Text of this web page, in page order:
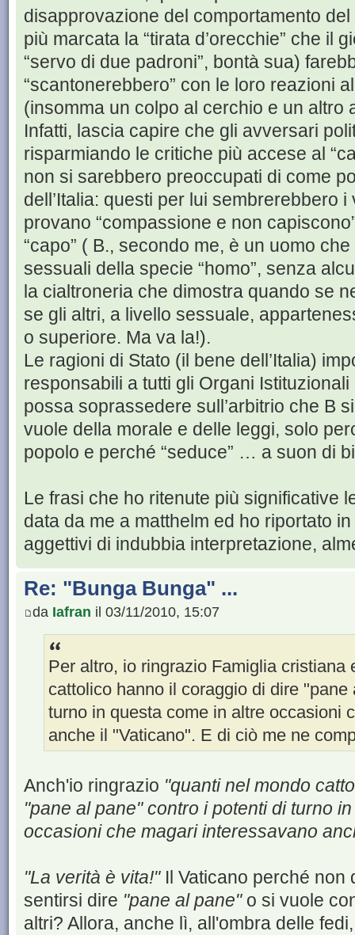
disapprovazione del comportamento
più marcata la “tirata d’orecchie” che il
“servo di due padroni”, bontà sua)
“scantonerebbero” con le loro reazioni
(insomma un colpo al cerchio e un altro
Infatti, lascia capire che gli avversari
risparmiando le critiche più accese al
non si sarebbero preoccupati di come
dell’Italia: questi per lui sembrerebbero i
provano “compassione e non
“capo” ( B., secondo me, è un uomo
sessuali della specie “homo”, senza
la cialtroneria che dimostra quando se
se gli altri, a livello sessuale,
o superiore. Ma va la!).
Le ragioni di Stato (il bene dell’Italia)
responsabili a tutti gli Organi
possa soprassedere sull’arbitrio che B
vuole della morale e delle leggi, solo
popolo e perché “seduce” … a suon di
Le frasi che ho ritenute più significative
data da me a matthelm ed ho riportato
aggettivi di indubbia interpretazione,
Re: "Bunga Bunga" ...
da Iafran il 03/11/2010, 15:07
Per altro, io ringrazio Famiglia cristiana
cattolico hanno il coraggio di dire
turno in questa come in altre occasioni
anche il "Vaticano". E di ciò me ne
Anch'io ringrazio "quanti nel mondo
"pane al pane" contro i potenti di turno
occasioni che magari interessavano
"La verità è vita!"Il Vaticano perché non
sentirsi dire "pane al pane"o si vuole
altri? Allora, anche lì, all'ombra delle